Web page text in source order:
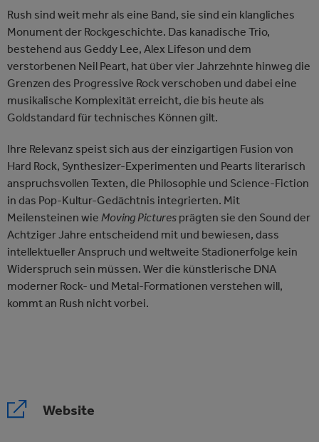
eine der einflussreichsten Bands der Welt, die mit über 45
Millionen verkauften Alben und der Aufnahme in die Rock &
Roll Hall of Fame Musikgeschichte geschrieben hat. Erleben
Sie die klangliche Brillanz und das revolutionäre Storytelling
von Rush live in Hamburg.
Rush sind weit mehr als eine Band, sie sind ein klangliches
Monument der Rockgeschichte. Das kanadische Trio,
bestehend aus Geddy Lee, Alex Lifeson und dem
verstorbenen Neil Peart, hat über vier Jahrzehnte hinweg die
Grenzen des Progressive Rock verschoben und dabei eine
musikalische Komplexität erreicht, die bis heute als
Goldstandard für technisches Können gilt.
Ihre Relevanz speist sich aus der einzigartigen Fusion von
Hard Rock, Synthesizer-Experimenten und Pearts literarisch
anspruchsvollen Texten, die Philosophie und Science-Fiction
in das Pop-Kultur-Gedächtnis integrierten. Mit
Meilensteinen wie Moving Pictures prägten sie den Sound der
Achtziger Jahre entscheidend mit und bewiesen, dass
intellektueller Anspruch und weltweite Stadionerfolge kein
Widerspruch sein müssen. Wer die künstlerische DNA
moderner Rock- und Metal-Formationen verstehen will,
kommt an Rush nicht vorbei.
Website